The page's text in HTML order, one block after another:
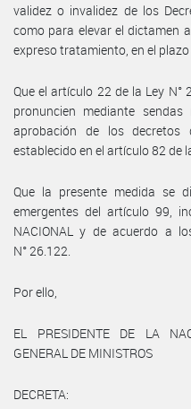
validez o invalidez de los
como para elevar el dictamen
expreso tratamiento, en el plazo
Que el artículo 22 de la Ley N°
pronuncien mediante
aprobación de los decretos
establecido en el artículo 82 de
Que la presente medida se
emergentes del artículo 99,
NACIONAL y de acuerdo a
N° 26.122.
Por ello,
EL PRESIDENTE DE LA
GENERAL DE MINISTROS
DECRETA: